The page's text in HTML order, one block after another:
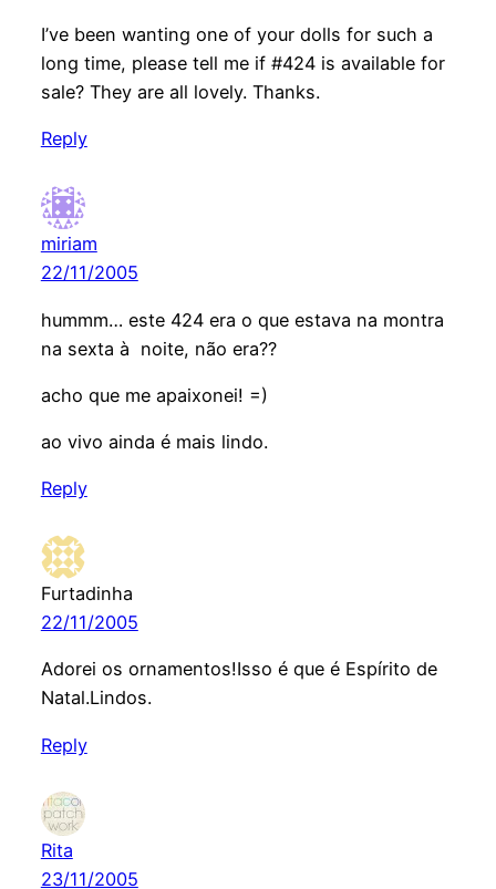
I’ve been wanting one of your dolls for such a
long time, please tell me if #424 is available for
sale? They are all lovely. Thanks.
Reply
miriam
22/11/2005
hummm… este 424 era o que estava na montra
na sexta à noite, não era??
acho que me apaixonei! =)
ao vivo ainda é mais lindo.
Reply
Furtadinha
22/11/2005
Adorei os ornamentos!Isso é que é Espírito de
Natal.Lindos.
Reply
Rita
23/11/2005